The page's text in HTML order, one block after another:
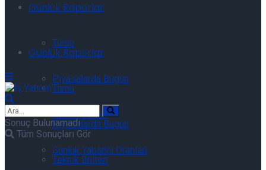
Günlük Raporlar
Tümü
Piyasalarda Bugün
Teknik Bülten
Günlük Yabancı Oranları
Günlük Raporlar
Tümü
Piyasalarda Bugün
Teknik Bülten
Sonuç Bulunamadı
Tüm Sonuçları Gör